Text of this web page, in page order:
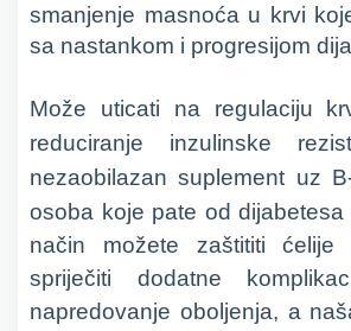
smanjenje masnoća u krvi
sa nastankom i progresijom
Može uticati na regulaciju
reduciranje inzulinske
nezaobilazan suplement uz
osoba koje pate od dijabetesa
način možete zaštititi ćelije
spriječiti dodatne
napredovanje oboljenja, a